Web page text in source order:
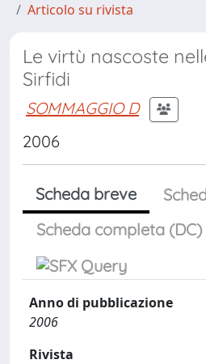
Articolo su rivista
Le virtù nascoste
Sirfidi
SOMMAGGIO D
2006
Scheda breve
Scheda completa (DC)
Anno di pubblicazione
2006
Rivista